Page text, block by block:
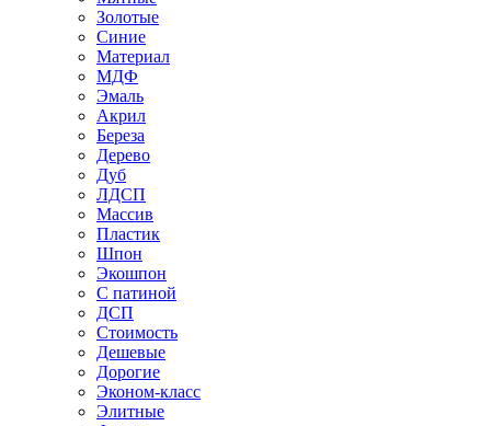
Золотые
Синие
Материал
МДФ
Эмаль
Акрил
Береза
Дерево
Дуб
ЛДСП
Массив
Пластик
Шпон
Экошпон
С патиной
ДСП
Стоимость
Дешевые
Дорогие
Эконом-класс
Элитные